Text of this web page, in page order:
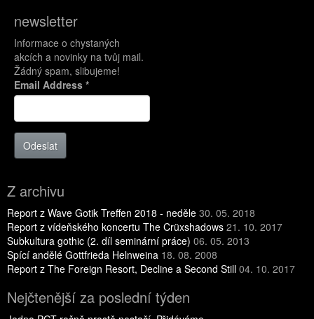
newsletter
Informace o chystaných
akcích a novinky na tvůj mail.
Žádný spam, slibujeme!
Email Address *
Odeslat
Z archivu
Report z Wave Gotik Treffen 2018 - neděle 30. 05. 2018
Report z vídeňského koncertu The Crüxshadows 21. 10. 2017
Subkultura gothic (2. díl seminární práce) 06. 05. 2013
Spící andělé Gottfrieda Helnweina 18. 08. 2008
Report z The Foreign Resort, Decline a Second Still 04. 10. 2017
Nejčtenější za poslední týden